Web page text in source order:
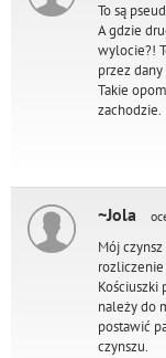
To są
A gdzie
wylocie?!
przez
Takie
zachodzie.
~Jola
Mój
rozliczenie
Kościuszki
należy do
postawić
czynszu.